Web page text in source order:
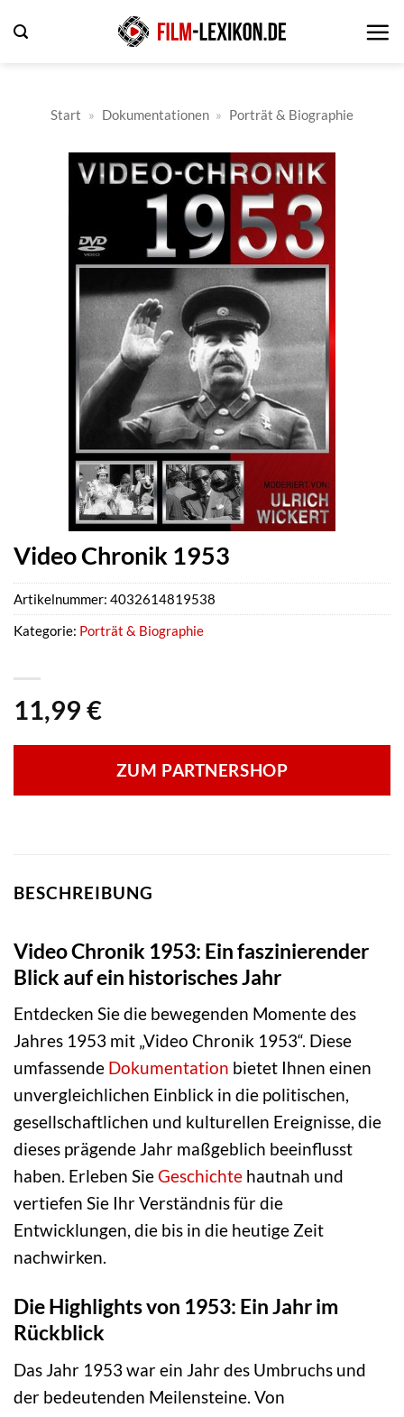
Inhalt
Start » Dokumentationen » Porträt & Biographie
Video Chronik 1953
11,99 €
ZUM PARTNERSHOP
Artikelnummer: 4032614819538
Kategorie: Porträt & Biographie
BESCHREIBUNG
Video Chronik 1953: Ein faszinierender
Blick auf ein historisches Jahr
Entdecken Sie die bewegenden Momente des
Jahres 1953 mit „Video Chronik 1953“. Diese
umfassende Dokumentation bietet Ihnen einen
unvergleichlichen Einblick in die politischen,
gesellschaftlichen und kulturellen Ereignisse, die
dieses prägende Jahr maßgeblich beeinflusst
haben. Erleben SieGeschichte hautnah und
vertiefen Sie Ihr Verständnis für die
Entwicklungen, die bis in die heutige Zeit
nachwirken.
Die Highlights von 1953: Ein Jahr im
Rückblick
Das Jahr 1953 war ein Jahr des Umbruchs und
der bedeutenden Meilensteine. Von